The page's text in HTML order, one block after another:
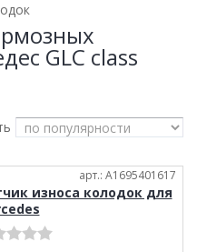
GLC class
арт.: A1695401617
износа колодок для